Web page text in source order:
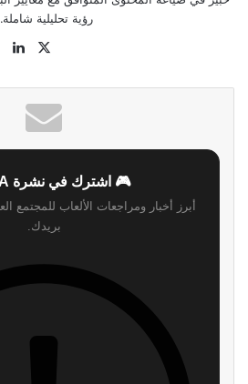
رؤية تحليلية
موقع
‫X
🎮 اشترك في نشرة VGA4A
أبرز أخبار ومراجعات الألعاب
بريدك.